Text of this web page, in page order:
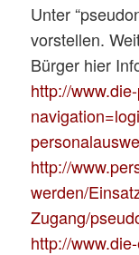
Unter
vorstellen.
Bürger hier
http://
http://
werden/
Zugang/
http://